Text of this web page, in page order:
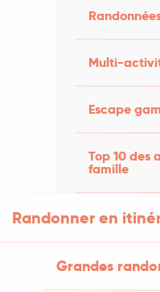
Multi-
Escape
Top 10 des
famille
Randonner en
Grandes
dans
Rue Pierre
!